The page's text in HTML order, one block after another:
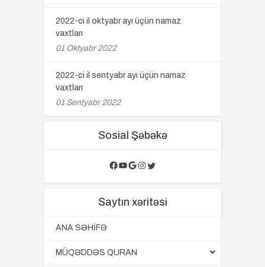
2022-ci il oktyabr ayı üçün namaz
vaxtları
01 Oktyabr 2022
2022-ci il sentyabr ayı üçün namaz
vaxtları
01 Sentyabr 2022
Sosial Şəbəkə
Facebook
YouTube
Google
Instagram
Twitter
Saytın xəritəsi
ANA SƏHİFƏ
MÜQƏDDƏS QURAN